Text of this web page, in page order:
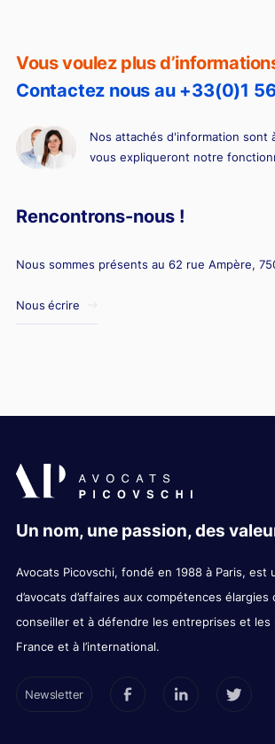
Vous voulez plus
Contactez nous au +33(0)1
Nos attachés d'information sont
vous expliqueront notre
Rencontrons-nous !
Nous sommes présents au 62 rue Ampère,
Nous écrire
Un nom, une passion, des
Avocats Picovschi, fondé en 1988 à Paris, est
d’avocats d’affaires aux compétences
conseiller et à défendre les entreprises et les
France et à l’international.
Newsletter